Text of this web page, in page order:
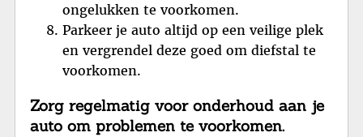
ongelukken te voorkomen.
Parkeer je auto altijd op een veilige plek
en vergrendel deze goed om diefstal te
voorkomen.
Zorg regelmatig voor onderhoud aan je
auto om problemen te voorkomen.